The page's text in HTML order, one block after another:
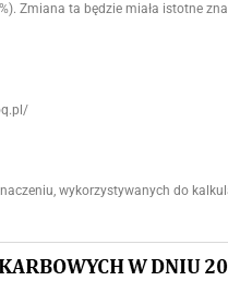
Zmiana ta będzie miała istotne
wykorzystywanych do